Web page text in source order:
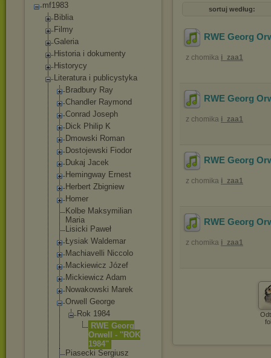
mf1983
Biblia
Filmy
Galeria
Historia i dokumenty
Historycy
Literatura i publicystyka
Bradbury Ray
Chandler Raymond
Conrad Joseph
Dick Philip K
Dmowski Roman
Dostojewski Fiodor
Dukaj Jacek
Hemingway Ernest
Herbert Zbigniew
Homer
Kolbe Maksymilian
Maria
Lisicki Paweł
Łysiak Waldemar
Machiavelli Niccolo
Mackiewicz Józef
Mickiewicz Adam
Nowakowski Marek
Orwell George
Rok 1984
RWE Georg
Orwell - ''ROK
1984''
Piasecki Sergiusz
sortuj według:
RWE Georg
z chomika i_zaa1
RWE Georg
z chomika i_zaa1
RWE Georg
z chomika i_zaa1
RWE Georg
z chomika i_zaa1